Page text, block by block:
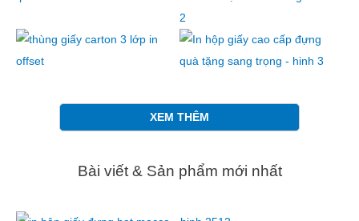
XEM THÊM
Bài viết & Sản phẩm mới nhất